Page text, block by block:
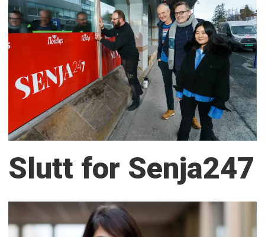
Slutt for Senja247